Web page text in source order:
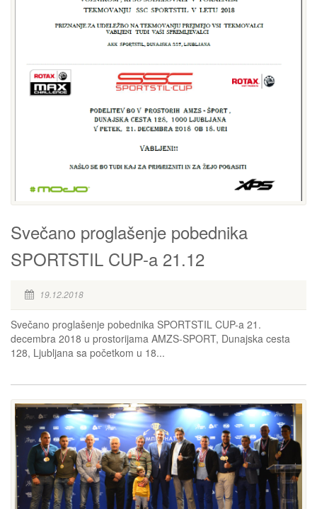
Svečano proglašenje pobednika
SPORTSTIL CUP-a 21.12
19.12.2018
Svečano proglašenje pobednika SPORTSTIL CUP-a 21.
decembra 2018 u prostorijama AMZS-SPORT, Dunajska cesta
128, Ljubljana sa početkom u 18...